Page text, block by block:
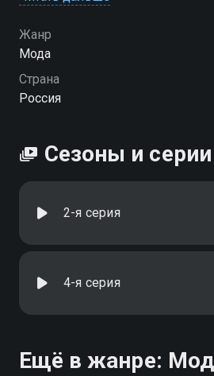
Жанр
Мода
Страна
Россия
Сезоны и серии
2-я серия
4-я серия
Ещё в жанре: